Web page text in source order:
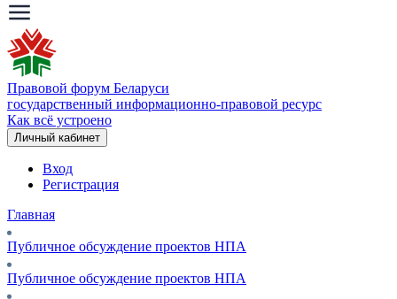
Правовой форум Беларуси
государственный информационно-правовой ресурс
Как всё устроено
Личный кабинет
Вход
Регистрация
Главная
Публичное обсуждение проектов НПА
Публичное обсуждение проектов НПА